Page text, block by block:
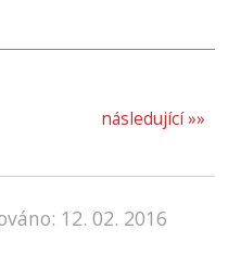
následující »»
12. 02. 2016